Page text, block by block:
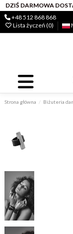
DZIŚ DARMOWA
+48 512 868 868
Lista życzeń (0)
Strona główna Biżuteria